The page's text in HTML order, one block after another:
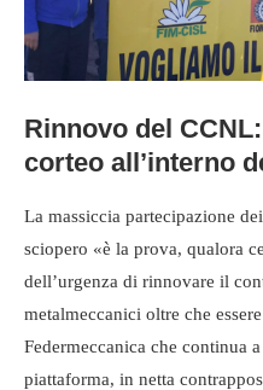
Rinnovo del
corteo all’interno
La massiccia partecipazione
sciopero «è la prova, qualora
dell’urgenza di rinnovare il
metalmeccanici oltre che
Federmeccanica che continua
piattaforma, in netta